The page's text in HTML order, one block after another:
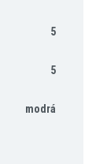
5
5
modrá